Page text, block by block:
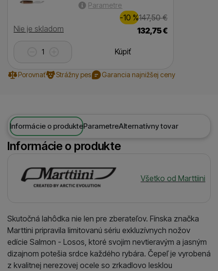
Dostupnosť
Nie je skladom
Parametre
Pôvodná cena
147,50€
Zľava
15,00€
(
-10 %
)
132,75€
Kúpiť
Porovnať Strážny pes Garancia najnižšej ceny
Informácie o produkteParametreAlternatívny tovar
Informácie o produkte
Výrobca
Všetko od Marttiini
Skutočná lahôdka nie len pre zberateľov. Fínska značka
Marttini pripravila limitovanú sériu exkluzívnych nožov
edície Salmon - Losos, ktoré svojim nevtieravým a jasným
dizajnom potešia srdce každého rybára. Čepeľ je vyrobená
z kvalitnej nerezovej ocele so zrkadlovo lesklou